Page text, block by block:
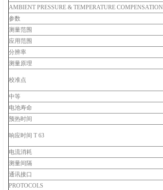
AMBIENT PRESSURE & TEMPERATURE COMPENSATION
参数
测量范围
应用范围
分辨率
测量原理
校准点
中等
电池寿命
预热时间
响应时间 T 63
电流消耗
测量间隔
通讯接口
PROTOCOLS